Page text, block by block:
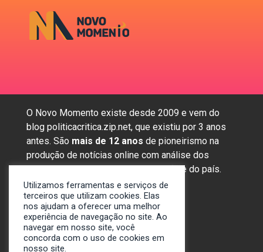
O Novo Momento existe desde 2009 e vem do
blog politicacritica.zip.net, que existiu por 3 anos
antes. São mais de 12 anos de pioneirismo na
produção de notícias online com análise dos
assuntos mais importantes da região e do país.
Sobre nós
Anunciar
Contato
Utilizamos ferramentas e serviços de
terceiros que utilizam cookies. Elas
nos ajudam a oferecer uma melhor
experiência de navegação no site. Ao
navegar em nosso site, você
concorda com o uso de cookies em
nosso site.